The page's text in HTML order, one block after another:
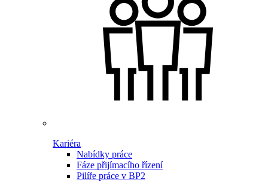
Kariéra
Nabídky práce
Fáze přijímacího řízení
Pilíře práce v BP2